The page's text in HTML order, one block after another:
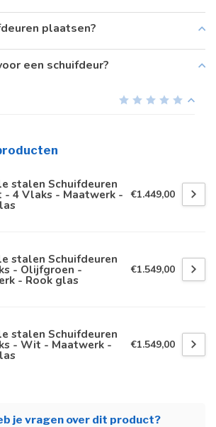
plaatsen?
een schuifdeur?
stalen Schuifdeuren
- 4 Vlaks - Maatwerk - €1.449,00
stalen Schuifdeuren
- Olijfgroen -
- Rook glas
€1.549,00
stalen Schuifdeuren
- Wit - Maatwerk - €1.549,00
je vragen over dit product?